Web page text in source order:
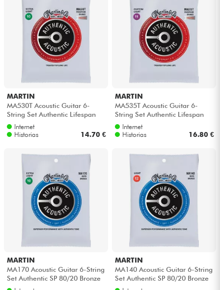
MARTIN
MA530T Acoustic Guitar 6-
String Set Authentic Lifespan
2.0 92/8 Phosphor Bronze 10-
47 -...
Internet
Historias
14.70 €
MARTIN
MA535T Acoustic Guitar 6-
String Set Authentic Lifespan
2.0 Phosphor Bronze 11-52 -
Jueg...
Internet
Historias
16.80 €
MARTIN
MA170 Acoustic Guitar 6-String
Set Authentic SP 80/20 Bronze
10-47 - Juego de cuerdas
MARTIN
MA140 Acoustic Guitar 6-String
Set Authentic SP 80/20 Bronze
12-54 - Juego de cuerdas